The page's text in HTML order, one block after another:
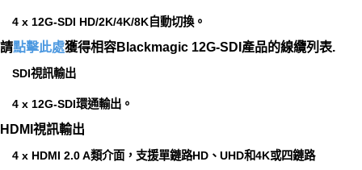
4 x 12G‑SDI HD/2K/4K/8K自動切換。
請點擊此處獲得相容Blackmagic 12G-SDI產品的線纜列表.
SDI視訊輸出
4 x 12G‑SDI環通輸出。
HDMI視訊輸出
4 x HDMI 2.0 A類介面，支援單鏈路HD、UHD和4K或四鏈路